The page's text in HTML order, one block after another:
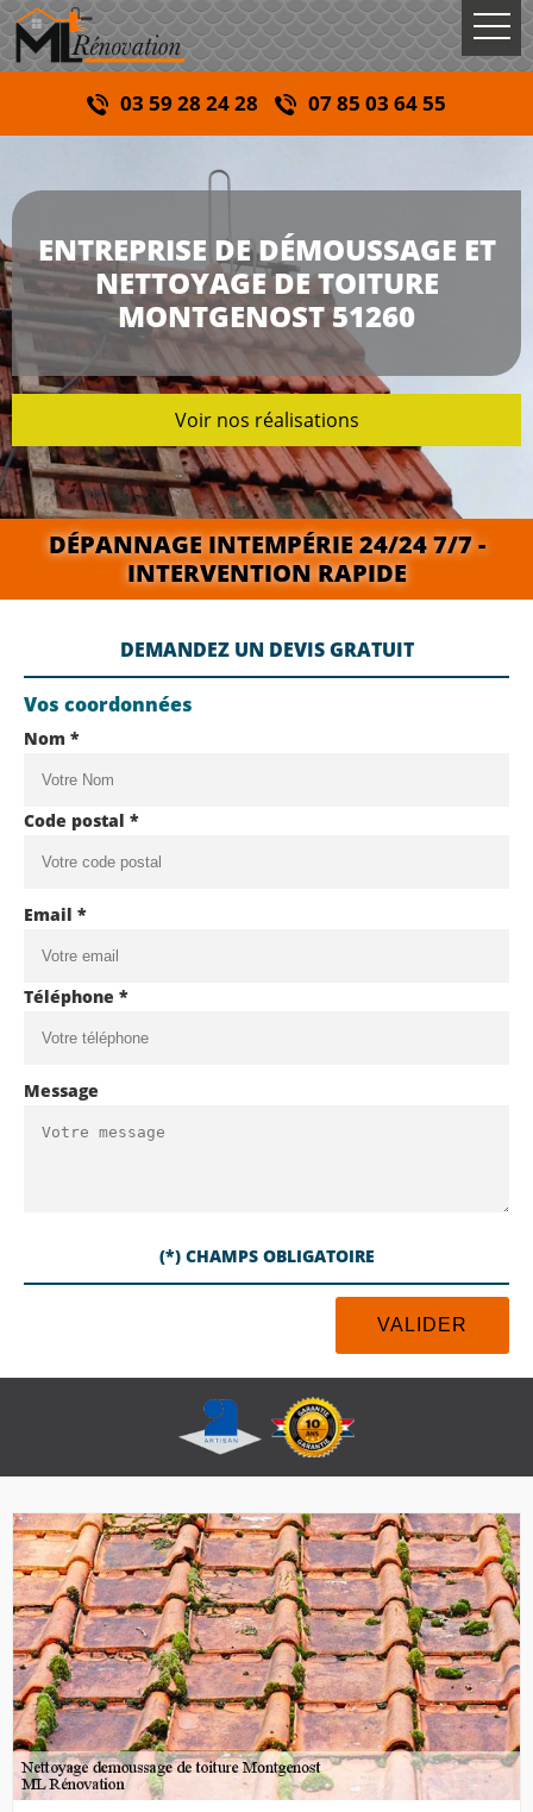
03 59 28 24 28 07 85 03 64 55
ENTREPRISE DE DÉMOUSSAGE ET
NETTOYAGE DE TOITURE
MONTGENOST 51260
Voir nos réalisations
DÉPANNAGE INTEMPÉRIE 24/24 7/7 -
INTERVENTION RAPIDE
DEMANDEZ UN DEVIS GRATUIT
Vos coordonnées
Nom *
Code postal *
Email *
Téléphone *
Message
(*) CHAMPS OBLIGATOIRE